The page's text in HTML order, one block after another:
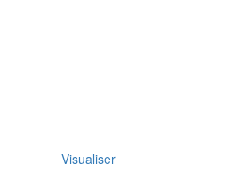
Visualiser